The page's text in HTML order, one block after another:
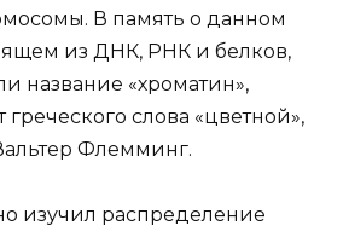
В память о данном
из ДНК, РНК и белков,
название «хроматин»,
слова «цветной»,
Флемминг.
изучил распределение